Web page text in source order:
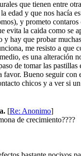
que tienen entre
edad y que nos hacía
y prometo
evita la caida como se
y hay que probar
me resisto a que
es una alteración
de tomar las
favor. Bueno seguir
chicos y a ver si
[Re: Anonimo]
de crecimiento????